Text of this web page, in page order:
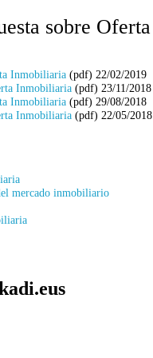
sobre
Inmobiliaria (pdf) 22/02/2019
Inmobiliaria (pdf) 23/11/2018
Inmobiliaria (pdf) 29/08/2018
Inmobiliaria (pdf) 22/05/2018
mercado inmobiliario